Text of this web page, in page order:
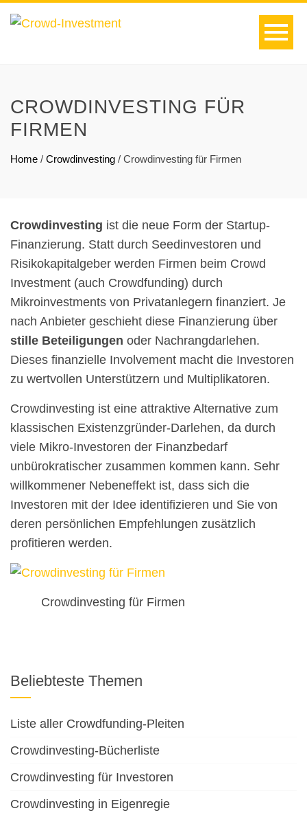
CROWDINVESTING FÜR
FIRMEN
Home / Crowdinvesting / Crowdinvesting für Firmen
Crowdinvesting ist die neue Form der Startup-
Finanzierung. Statt durch Seedinvestoren und
Risikokapitalgeber werden Firmen beim Crowd
Investment (auch Crowdfunding) durch
Mikroinvestments von Privatanlegern finanziert. Je
nach Anbieter geschieht diese Finanzierung über
stille Beteiligungen oder Nachrangdarlehen.
Dieses finanzielle Involvement macht die Investoren
zu wertvollen Unterstützern und Multiplikatoren.
Crowdinvesting ist eine attraktive Alternative zum
klassischen Existenzgründer-Darlehen, da durch
viele Mikro-Investoren der Finanzbedarf
unbürokratischer zusammen kommen kann. Sehr
willkommener Nebeneffekt ist, dass sich die
Investoren mit der Idee identifizieren und Sie von
deren persönlichen Empfehlungen zusätzlich
profitieren werden.
Crowdinvesting für Firmen
Beliebteste Themen
Liste aller Crowdfunding-Pleiten
Crowdinvesting-Bücherliste
Crowdinvesting für Investoren
Crowdinvesting in Eigenregie